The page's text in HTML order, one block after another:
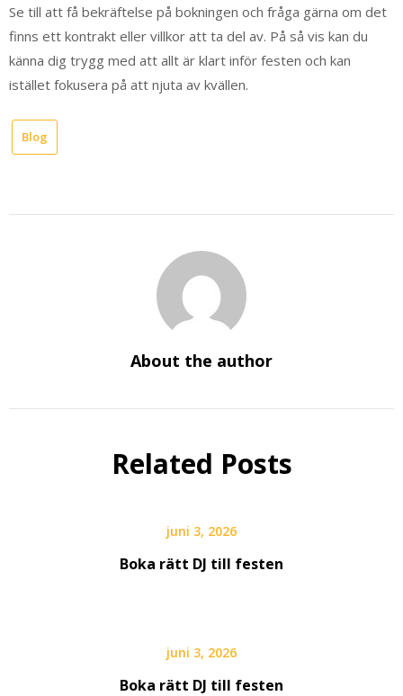
Se till att få bekräftelse på bokningen och fråga gärna om det
finns ett kontrakt eller villkor att ta del av. På så vis kan du
känna dig trygg med att allt är klart inför festen och kan
istället fokusera på att njuta av kvällen.
Blog
About the author
Related Posts
juni 3, 2026
Boka rätt DJ till festen
juni 3, 2026
Boka rätt DJ till festen